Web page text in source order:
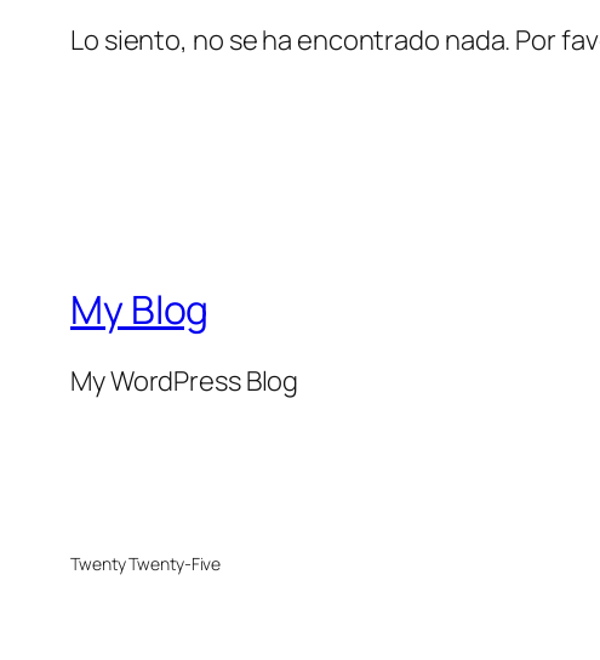
Lo siento, no se ha encontrado nada. Por
My Blog
My WordPress Blog
Twenty Twenty-Five